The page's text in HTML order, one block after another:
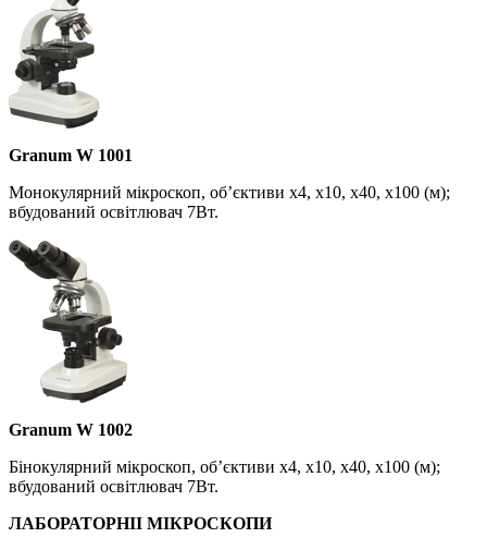
Granum W 1001
Монокулярний мікроскоп, об’єктиви х4, х10, х40, х100 (м);
вбудований освітлювач 7Вт.
Granum W 1002
Бінокулярний мікроскоп, об’єктиви х4, х10, х40, х100 (м);
вбудований освітлювач 7Вт.
ЛАБОРАТОРНІІ МІКРОСКОПИ​